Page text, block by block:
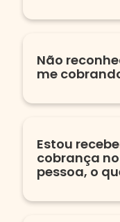
Não
me
Estou
cobrança
pessoa, o